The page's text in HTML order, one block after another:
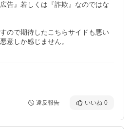
告』若しくは『詐欺』なのではな
ので期待したこちらサイドも悪い
意しか感じません。
違反報告 いいね 0